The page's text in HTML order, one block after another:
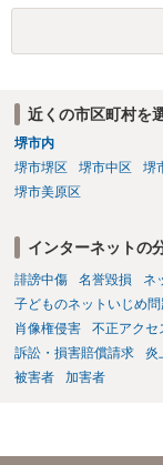
り、公開中のサイト
は限りません。 人物
様、掲載目的、態様
りません。 まず、見
を確認したうえで、
を許諾しない」と書
掲載された場合は、
して、要求された金
した。 そこから、撮
欲しい、住んでいる
能です。
近くの市区町村を
堺市内
堺市堺区
堺市中区 堺
堺市美原区
インターネットの
誹謗中傷 名誉毀損 ネ
子どものネットいじめ問
肖像権侵害
不正アクセ
訴訟・損害賠償請求
炎
被害者
加害者